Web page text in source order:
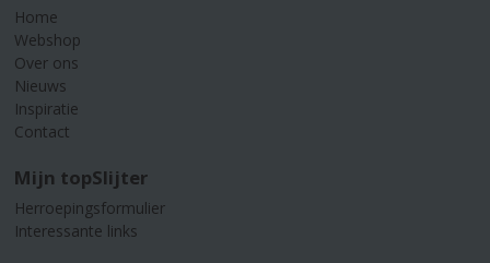
Home
Webshop
Over ons
Nieuws
Inspiratie
Contact
Mijn topSlijter
Herroepingsformulier
Interessante links